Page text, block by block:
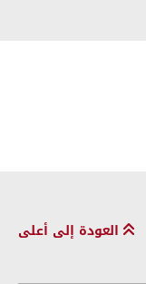
العودة إلى أعلى